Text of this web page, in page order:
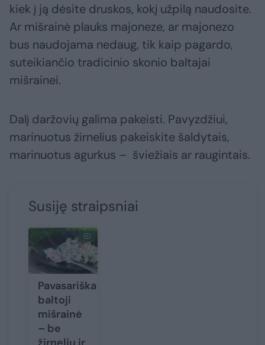
kiek į ją dėsite druskos, kokį užpilą naudosite.
Ar mišrainė plauks majoneze, ar majonezo
bus naudojama nedaug, tik kaip pagardo,
suteikiančio tradicinio skonio baltajai
mišrainei.
Dalį daržovių galima pakeisti. Pavyzdžiui,
marinuotus žirnelius pakeiskite šaldytais,
marinuotus agurkus – šviežiais ar raugintais.
Susiję straipsniai
Pavasariška
baltoji
mišrainė
– be